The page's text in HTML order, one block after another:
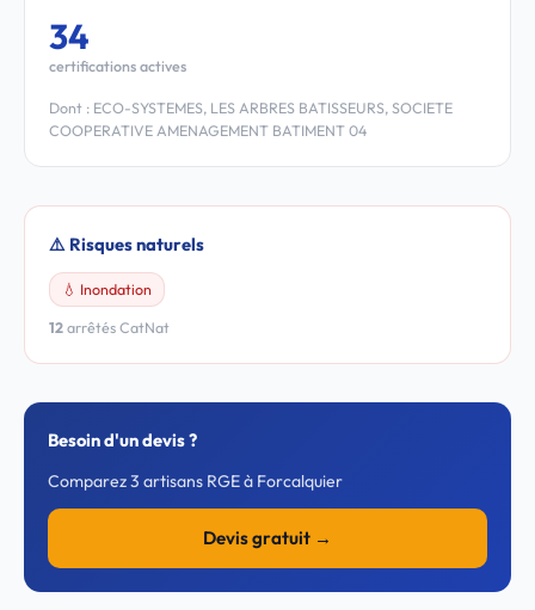
34
certifications actives
Dont : ECO-SYSTEMES, LES ARBRES BATISSEURS, SOCIETE
COOPERATIVE AMENAGEMENT BATIMENT 04
⚠️ Risques naturels
💧 Inondation
12 arrêtés CatNat
Besoin d'un devis ?
Comparez 3 artisans RGE à Forcalquier
Devis gratuit →